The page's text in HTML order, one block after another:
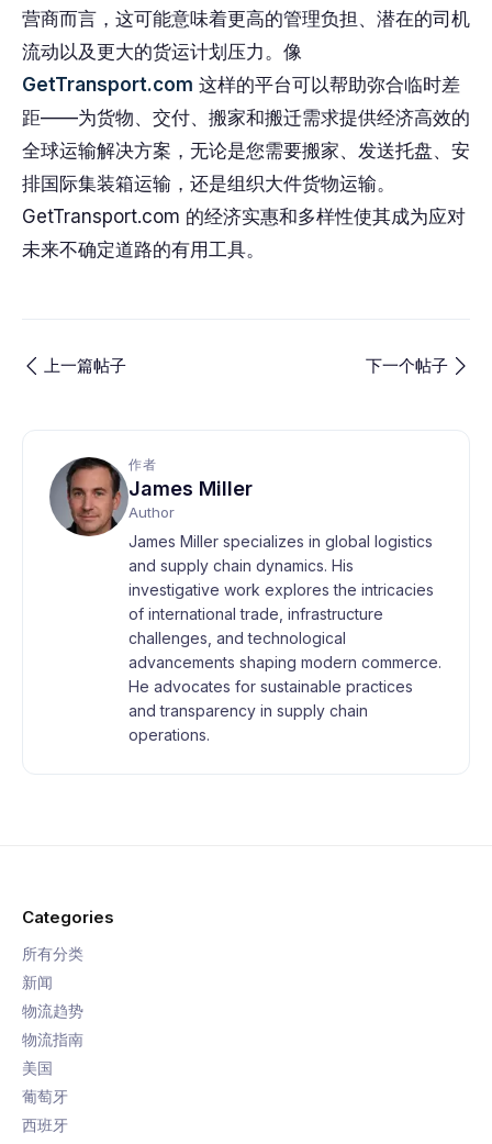
营商而言，这可能意味着更高的管理负担、潜在的司机
流动以及更大的货运计划压力。像
GetTransport.com 这样的平台可以帮助弥合临时差
距——为货物、交付、搬家和搬迁需求提供经济高效的
全球运输解决方案，无论是您需要搬家、发送托盘、安
排国际集装箱运输，还是组织大件货物运输。
GetTransport.com 的经济实惠和多样性使其成为应对
未来不确定道路的有用工具。
上一篇帖子 下一个帖子
作者
James Miller
Author
James Miller specializes in global logistics
and supply chain dynamics. His
investigative work explores the intricacies
of international trade, infrastructure
challenges, and technological
advancements shaping modern commerce.
He advocates for sustainable practices
and transparency in supply chain
operations.
Categories
所有分类
新闻
物流趋势
物流指南
美国
葡萄牙
西班牙